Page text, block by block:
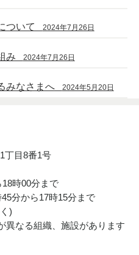
ついて 2024年7月26日
み 2024年7月26日
みなさまへ 2024年5月20日
丁目8番1号
時00分まで
分から17時15分まで
)
なる組織、施設があります